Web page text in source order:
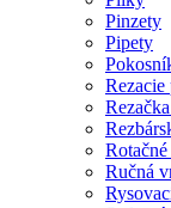
Pinzety
Pipety
Ručná